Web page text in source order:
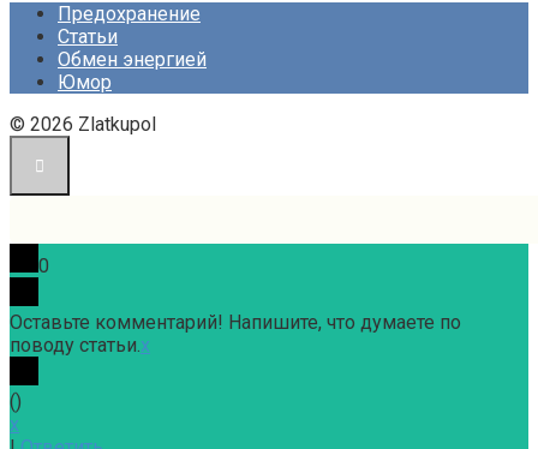
Предохранение
Статьи
Обмен энергией
Юмор
© 2026 Zlatkupol
0
Оставьте комментарий! Напишите, что думаете по
поводу статьи.x
()
x